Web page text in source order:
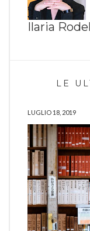
Ilaria
LE
LUGLIO 18, 2019